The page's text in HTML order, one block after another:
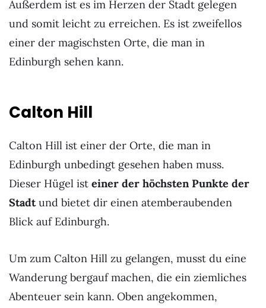
Außerdem ist es im Herzen der Stadt gelegen
und somit leicht zu erreichen. Es ist zweifellos
einer der magischsten Orte, die man in
Edinburgh sehen kann.
Calton Hill
Calton Hill ist einer der Orte, die man in
Edinburgh unbedingt gesehen haben muss.
Dieser Hügel ist einer der höchsten Punkte der
Stadtund bietet dir einen atemberaubenden
Blick auf Edinburgh.
Um zum Calton Hill zu gelangen, musst du eine
Wanderung bergauf machen, die ein ziemliches
Abenteuer sein kann. Oben angekommen,